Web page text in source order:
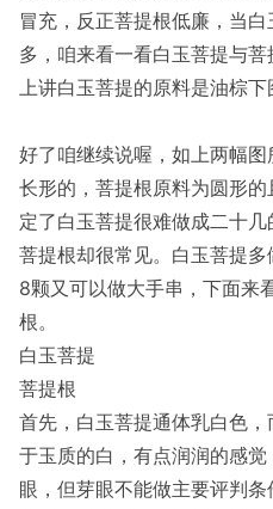
冒充，反正菩提根低廉，当
多，咱来看一看白玉菩提与
上讲白玉菩提的原料是油棕下
好了咱继续说喔，如上两幅
长形的，菩提根原料为圆形
定了白玉菩提很难做成二十
菩提根却很常见。白玉菩提
8颗又可以做大手串，下面来
根。
白玉菩提
菩提根
首先，白玉菩提通体乳白色
于玉质的白，有点润润的感
眼，但芽眼不能做主要评判